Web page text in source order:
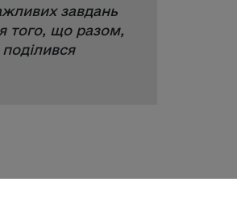
завдань
того, що разом,